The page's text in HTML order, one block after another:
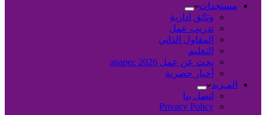
مستجدات
وثائق ادارية
تدريب عمل
المقاول الذاتي
التعليم
بحث عن عمل 2026 anapec
أخبار حصرية
المـزيد
اتصل بنا
Privacy Policy